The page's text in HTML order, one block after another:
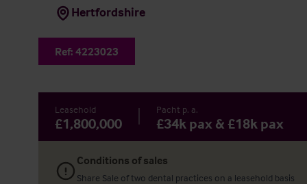
Hertfordshire
Ref: 4223023
Leasehold
£1,800,000
Pacht p. a.
£34k pax & £18k pax
Conditions of sales
Share Sale of two dental practices on a leasehold basis